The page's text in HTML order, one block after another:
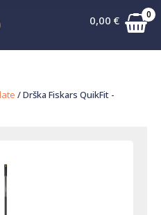
0,00 € 0
/ Drška Fiskars QuikFit -